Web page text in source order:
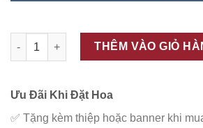
ĐC - G108 số lượng
THÊM VÀO GIỎ
Ưu Đãi Khi Đặt Hoa
✅ Tặng kèm thiệp hoặc banner khi